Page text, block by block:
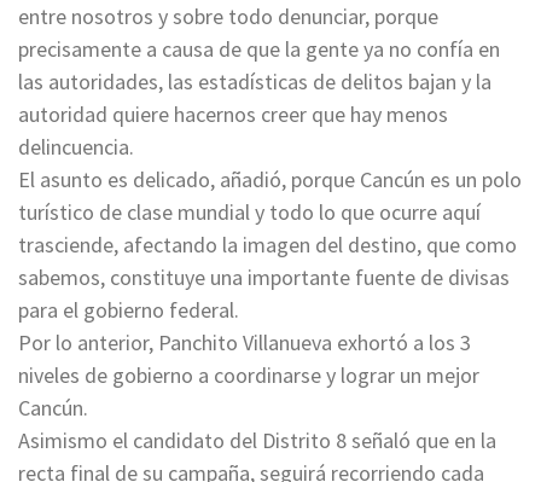
entre nosotros y sobre todo denunciar, porque
precisamente a causa de que la gente ya no confía en
las autoridades, las estadísticas de delitos bajan y la
autoridad quiere hacernos creer que hay menos
delincuencia.
El asunto es delicado, añadió, porque Cancún es un polo
turístico de clase mundial y todo lo que ocurre aquí
trasciende, afectando la imagen del destino, que como
sabemos, constituye una importante fuente de divisas
para el gobierno federal.
Por lo anterior, Panchito Villanueva exhortó a los 3
niveles de gobierno a coordinarse y lograr un mejor
Cancún.
Asimismo el candidato del Distrito 8 señaló que en la
recta final de su campaña, seguirá recorriendo cada